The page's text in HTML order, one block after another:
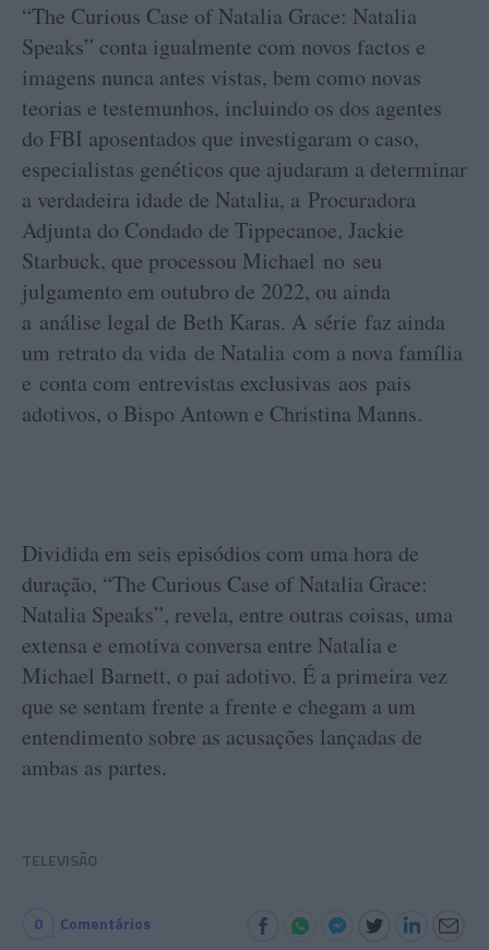
“The Curious Case of Natalia Grace: Natalia
Speaks” conta igualmente com novos factos e
imagens nunca antes vistas, bem como novas
teorias e testemunhos, incluindo os dos agentes
do FBI aposentados que investigaram o caso,
especialistas genéticos que ajudaram a determinar
a verdadeira idade de Natalia, a Procuradora
Adjunta do Condado de Tippecanoe, Jackie
Starbuck, que processou Michael no seu
julgamento em outubro de 2022, ou ainda
a análise legal de Beth Karas. A série faz ainda
um retrato da vida de Natalia com a nova família
e conta com entrevistas exclusivas aos pais
adotivos, o Bispo Antown e Christina Manns.
Dividida em seis episódios com uma hora de
duração, “The Curious Case of Natalia Grace:
Natalia Speaks”, revela, entre outras coisas, uma
extensa e emotiva conversa entre Natalia e
Michael Barnett, o pai adotivo. É a primeira vez
que se sentam frente a frente e chegam a um
entendimento sobre as acusações lançadas de
ambas as partes.
TELEVISÃO
0 Comentários